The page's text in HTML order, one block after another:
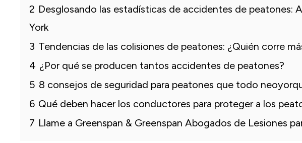
2 Desglosando las estadísticas de accidentes de peatones:
York
3 Tendencias de las colisiones de peatones: ¿Quién corre
4 ¿Por qué se producen tantos accidentes de peatones?
5 8 consejos de seguridad para peatones que todo
6 Qué deben hacer los conductores para proteger a los
7 Llame a Greenspan & Greenspan Abogados de Lesiones